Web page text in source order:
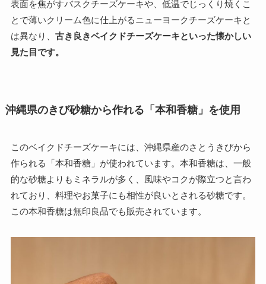
表面を焦がすバスクチーズケーキや、低温でじっくり焼くこ
とで薄いクリーム色に仕上がるニューヨークチーズケーキと
は異なり、 古き良きベイクドチーズケーキといった懐かしい
見た目です。
沖縄県のきび砂糖から作れる「本和香糖」を使用
このベイクドチーズケーキには、沖縄県産のさとうきびから
作られる「本和香糖」が使われています。本和香糖は、一般
的な砂糖よりもミネラルが多く、風味やコクが際立つと言わ
れており、料理やお菓子にも相性が良いとされる砂糖です。
この本和香糖は無印良品でも販売されています。